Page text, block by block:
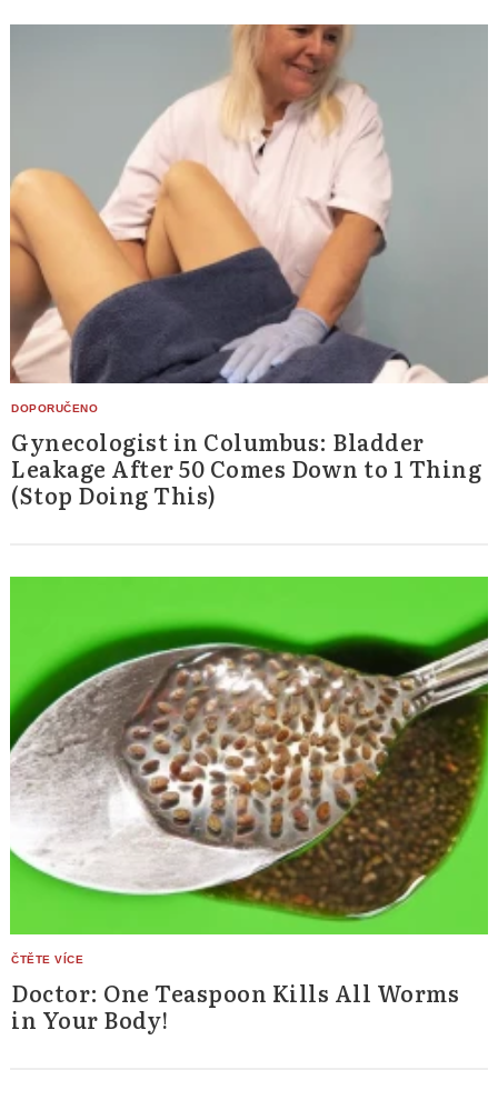
Gynecologist in Columbus: Bladder
Leakage After 50 Comes Down to 1 Thing
(Stop Doing This)
Doctor: One Teaspoon Kills All Worms
in Your Body!